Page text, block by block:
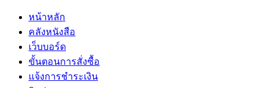
หน้าหลัก
คลังหนังสือ
เว็บบอร์ด
ขั้นตอนการสั่งซื้อ
แจ้งการชำระเงิน